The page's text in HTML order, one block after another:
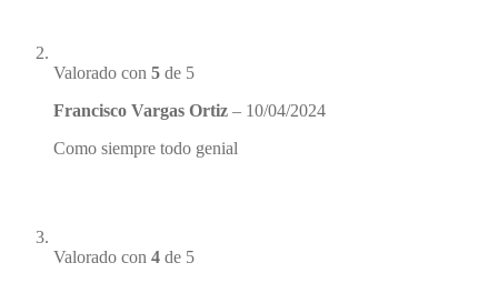
Valorado con 5 de 5
Francisco Vargas Ortiz – 10/04/2024
Como siempre todo genial
Valorado con 4 de 5